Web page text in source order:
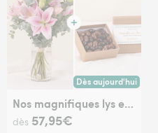
Dès aujourd'hui
Livraison dès
Nos magnifiques lys et leurs amandes au chocolat
dès 57,95€